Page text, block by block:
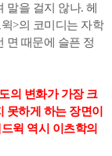
말을 걸지 않나. 헤
>의 코미디는 자학
면 때문에 슬픈 정
의 변화가 가장 크
못하게 하는 장면이
윅 역시 이츠학의